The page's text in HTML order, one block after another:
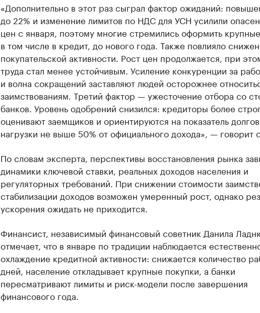
«Дополнительно в этот раз сыграл фактор ожиданий:
до 22% и изменение лимитов по НДС для УСН усилили
цен с января, поэтому многие стремились оформить
в том числе в кредит, до нового года. Также повлияло
покупательской активности. Рост цен продолжается, при
труда стал менее устойчивым. Усиление конкуренции за
и волна сокращений заставляют людей осторожнее
заимствованиям. Третий фактор — ужесточение отбора со
банков. Уровень одобрений снизился: кредиторы более
оценивают заемщиков и ориентируются на показатель
нагрузки не выше 50% от официального дохода», — говорит
По словам эксперта, перспективы восстановления рынка
динамики ключевой ставки, реальных доходов населения и
регуляторных требований. При снижении стоимости
стабилизации доходов возможен умеренный рост, однако
ускорения ожидать не приходится.
Финансист, независимый финансовый советник Данила
отмечает, что в январе по традиции наблюдается
охлаждение кредитной активности: снижается количество
дней, население откладывает крупные покупки, а банки
пересматривают лимиты и риск-модели после завершения
финансового года.